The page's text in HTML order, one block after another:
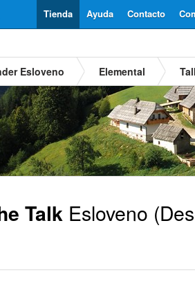
Contacto
Ayuda
Tienda
Esloveno Elemental
Talk Esloveno